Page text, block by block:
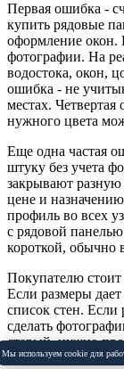
Первая ошибка -
купить рядовые
оформление окон.
фотографии. На
водостока, окон,
ошибка - не
местах.
нужного цвета
Еще одна частая
штуку без учета
закрывают
цене и
профиль во всех
с рядовой
короткой, обычно
Покупателю стоит
Если размеры
список стен. Если
сделать
старый, нужно
вентиляционный
Мы используем cookie для